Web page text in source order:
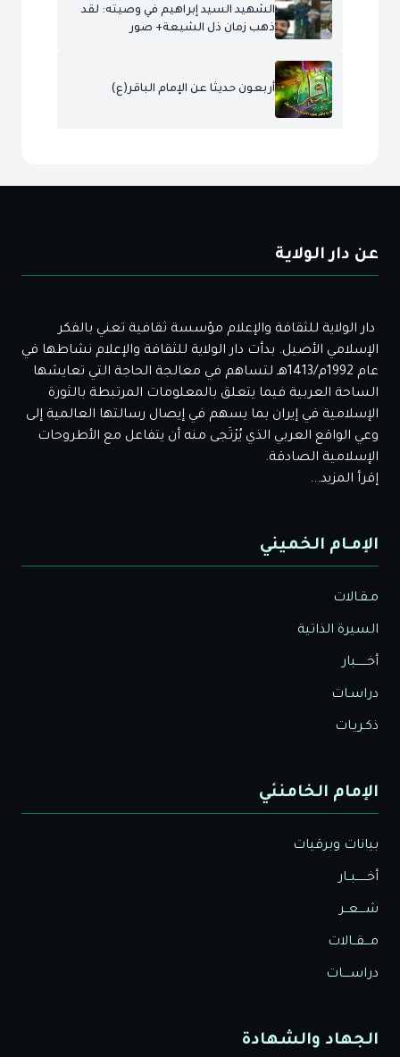
الشهيد السيد إبراهيم في وصيته: لقد
ذهب زمان ذل الشيعة+ صور
أربعون حديثا عن الإمام الباقر(ع)
عن دار الولاية
دار الولاية للثقافة والإعلام مؤسسة ثقافية تعني بالفكر
الإسلامي الأصيل. بدأت دار الولاية للثقافة والإعلام نشاطها في
عام 1992م/1413هـ لتساهم في معالجة الحاجة التي تعايشها
الساحة العربية فيما يتعلق بالمعلومات المرتبطة بالثورة
الإسلامية في إيران بما يسهم في إيصال رسالتها العالمية إلى
وعي الواقع العربي الذي يُرْتَجى منه أن يتفاعل مع الأطروحات
الإسلامية الصادقة.
إقرأ المزيد...
الإمـام الخميني
مـقـالات
السيرة الذاتية
أخــــــبار
دراسـات
ذكـريـات
الإمام الخامنئي
بيانات وبرقيات
أخــــــبــار
شــــعــر
مـــقــالات
دراســــات
الجهاد والشهادة